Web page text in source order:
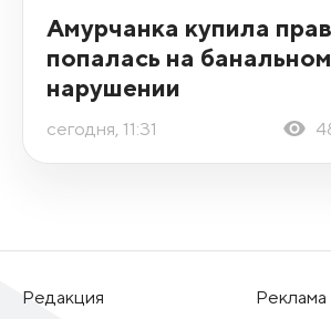
Амурчанка купила
попалась на банальном
нарушении
сегодня, 11:31
Редакция
Реклама